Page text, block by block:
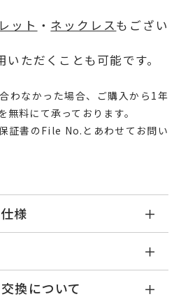
ット ・ ネックレスもござい
ただくことも可能です。
わなかった場合、ご購入から1年
料にて承っております。
証書のFile No.とあわせてお問い
様
クゴールド
換について